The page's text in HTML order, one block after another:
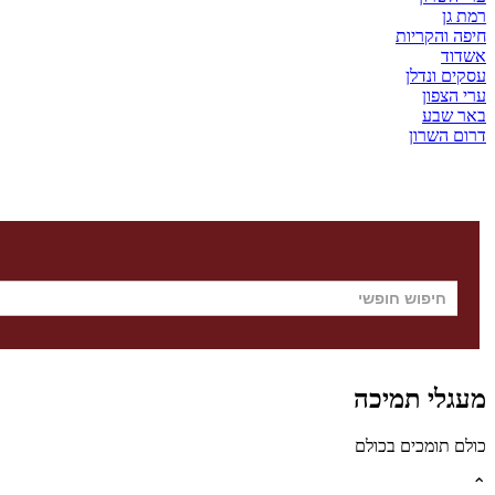
רמת גן
חיפה והקריות
אשדוד
עסקים ונדלן
ערי הצפון
באר שבע
דרום השרון
מעגלי תמיכה
כולם תומכים בכולם
⌃